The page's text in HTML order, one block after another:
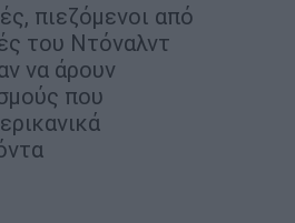
πιεζόμενοι από
του Ντόναλντ
να άρουν
που